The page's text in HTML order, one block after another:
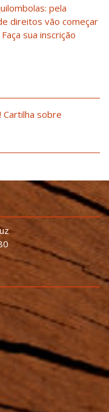
pela
direitos vão começar
sua inscrição
Cartilha sobre